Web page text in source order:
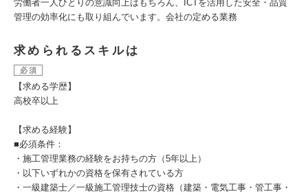
労働者一人ひとりの意識向上はもちろん、ICTを活用した安全・品質
管理の効率化にも取り組んでいます。会社の定める業務
求められるスキルは
必須
【求める学歴】
高校卒以上
【求める経験】
■必須条件：
・施工管理業務の経験をお持ちの方（5年以上）
・以下いずれかの資格を保有されている方
・一級建築士／一級施工管理技士の資格（建築・電気工事・管工事・